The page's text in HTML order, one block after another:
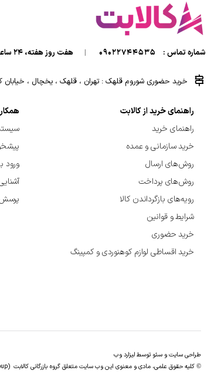
شماره تماس : 09022744535
| هفت روز هفته، ۲۴ ساعت شبانه‌روز پاسخگوی شما هستیم.
خرید حضوری شوروم قلهک : تهران ، قلهک ، یخچال ، خیابان کی
راهنمای خرید از کالابت
راهنمای خرید
خرید سازمانی و عمده
روش‌های ارسال
روش‌های پرداخت
رویه‌های بازگرداندن کالا
شرایط و قوانین
خرید حضوری
خرید اقساطی لوازم کوهنوردی و کمپینگ
ورود
طراحی سایتو سئو توسط لیزارد وب
© کلیه حقوق علمی، مادی و معنوی این وب سایت متعلق گروه بازرگانی کالابت (Kalabet Group) می باشد .